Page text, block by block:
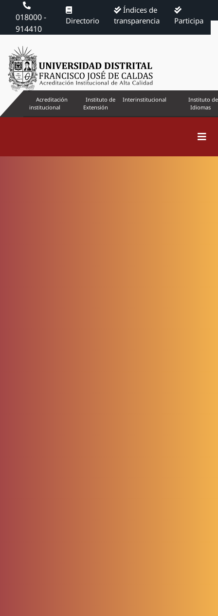
018000 -
914410
Directorio
Índices de
transparencia
Participa
Acreditación
institucional
Instituto de
Extensión
Interinstitucional
Instituto de
Idiomas